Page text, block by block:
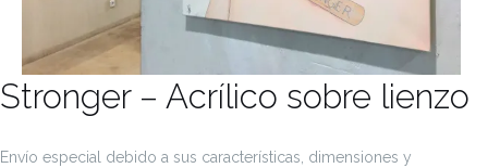
Stronger – Acrílico sobre lienzo
Envío especial debido a sus características, dimensiones y